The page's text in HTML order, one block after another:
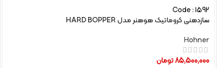
Code : 1592
سازدهنی کروماتیک هوهنر مدل HARD BOPPER
Hohner
85,500,000تومان